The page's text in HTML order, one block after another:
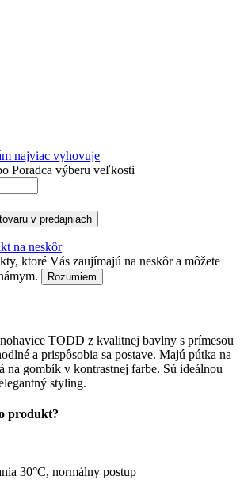
najviac vyhovuje
Poradca výberu veľkosti
v predajniach
na neskôr
ktoré Vás zaujímajú na neskôr a môžete
Rozumiem
TODD z kvalitnej bavlny s prímesou
a prispôsobia sa postave. Majú pútka na
na gombík v kontrastnej farbe. Sú ideálnou
styling.
produkt?
30°C, normálny postup